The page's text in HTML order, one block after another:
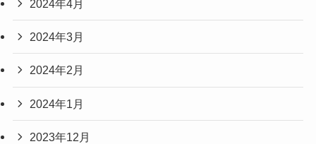
2024年4月
2024年3月
2024年2月
2024年1月
2023年12月